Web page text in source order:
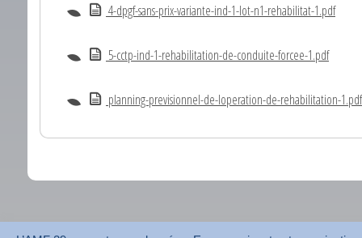
4-dpgf-sans-prix-variante-ind-1-lot-n1-rehabilitat-1.pdf
5-cctp-ind-1-rehabilitation-de-conduite-forcee-1.pdf
planning-previsionnel-de-loperation-de-rehabilitation-1.pdf